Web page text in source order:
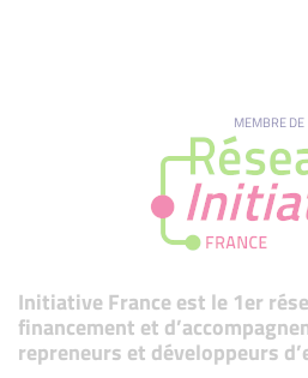
MEMBRE DE
Initiative France est le 1er
financement et
repreneurs et développeurs